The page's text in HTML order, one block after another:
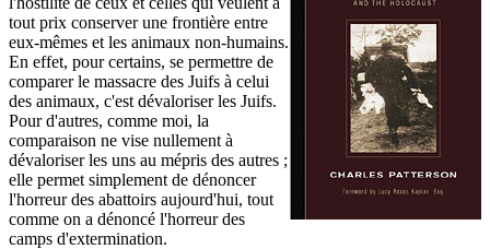
tout prix conserver une frontière entre
eux-mêmes et les animaux non-humains.
En effet, pour certains, se permettre de
comparer le massacre des Juifs à celui
des animaux, c'est dévaloriser les Juifs.
Pour d'autres, comme moi, la
comparaison ne vise nullement à
dévaloriser les uns au mépris des autres ;
elle permet simplement de dénoncer
l'horreur des abattoirs aujourd'hui, tout
comme on a dénoncé l'horreur des
camps d'extermination.